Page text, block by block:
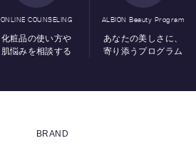
ONLINE COUNSELING
化粧品の使い方や
肌悩みを相談する
ALBION Beauty Program
あなたの美しさに、
寄り添うプログラム
BRAND